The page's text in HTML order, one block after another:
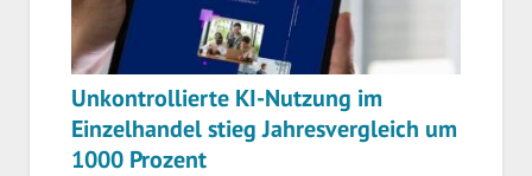
Unkontrollierte KI-Nutzung im
Einzelhandel stieg Jahresvergleich um
1000 Prozent